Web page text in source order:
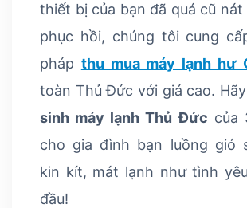
thiết bị của bạn đã quá cũ
phục hồi, chúng tôi cung
pháp thu mua máy lạnh hư
toàn Thủ Đức với giá cao.
sinh máy lạnh Thủ Đức của
cho gia đình bạn luồng gió
kin kít, mát lạnh như tình
đầu!